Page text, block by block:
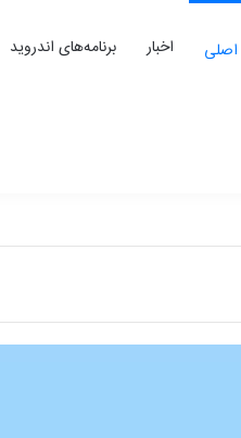
اخبار برنامه‌های اندروید
افزایش خلاقیت
عنوان نباید از دست بدهید